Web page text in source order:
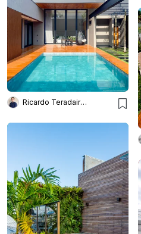
Ricardo Teradaira - Arquiteto